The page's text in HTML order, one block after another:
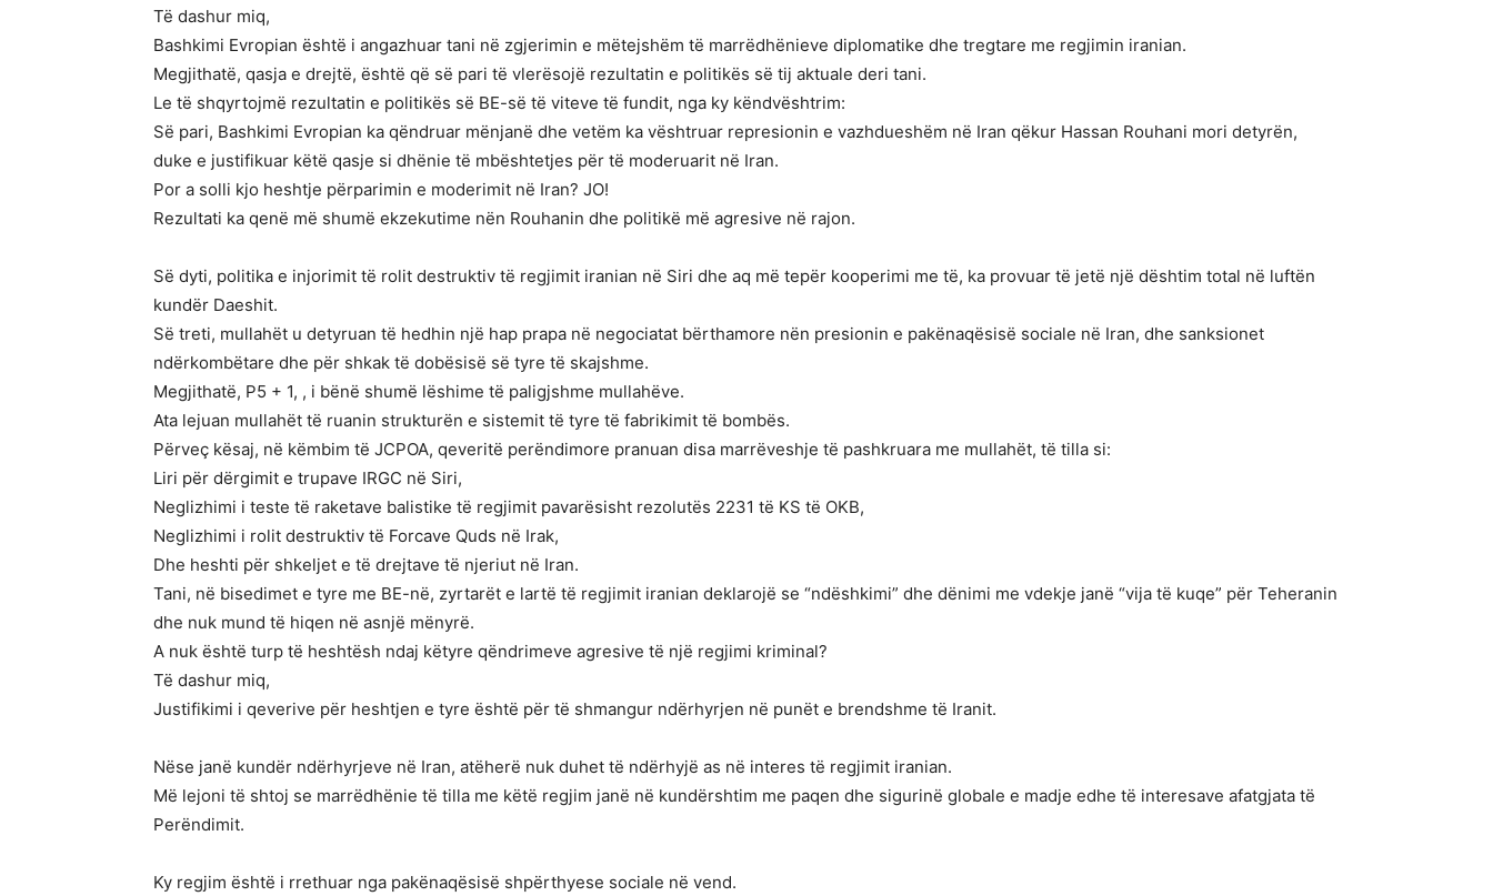
Të dashur miq,
Bashkimi Evropian është i angazhuar tani në zgjerimin e mëtejshëm të marrëdhënieve diplomatike dhe tregtare me regjimin iranian.
Megjithatë, qasja e drejtë, është që së pari të vlerësojë rezultatin e politikës së tij aktuale deri tani.
Le të shqyrtojmë rezultatin e politikës së BE-së të viteve të fundit, nga ky këndvështrim:
Së pari, Bashkimi Evropian ka qëndruar mënjanë dhe vetëm ka vështruar represionin e vazhdueshëm në Iran qëkur Hassan Rouhani mori detyrën,
duke e justifikuar këtë qasje si dhënie të mbështetjes për të moderuarit në Iran.
Por a solli kjo heshtje përparimin e moderimit në Iran? JO!
Rezultati ka qenë më shumë ekzekutime nën Rouhanin dhe politikë më agresive në rajon.
Së dyti, politika e injorimit të rolit destruktiv të regjimit iranian në Siri dhe aq më tepër kooperimi me të, ka provuar të jetë një dështim total në luftën
kundër Daeshit.
Së treti, mullahët u detyruan të hedhin një hap prapa në negociatat bërthamore nën presionin e pakënaqësisë sociale në Iran, dhe sanksionet
ndërkombëtare dhe për shkak të dobësisë së tyre të skajshme.
Megjithatë, P5 + 1, , i bënë shumë lëshime të paligjshme mullahëve.
Ata lejuan mullahët të ruanin strukturën e sistemit të tyre të fabrikimit të bombës.
Përveç kësaj, në këmbim të JCPOA, qeveritë perëndimore pranuan disa marrëveshje të pashkruara me mullahët, të tilla si:
Liri për dërgimit e trupave IRGC në Siri,
Neglizhimi i teste të raketave balistike të regjimit pavarësisht rezolutës 2231 të KS të OKB,
Neglizhimi i rolit destruktiv të Forcave Quds në Irak,
Dhe heshti për shkeljet e të drejtave të njeriut në Iran.
Tani, në bisedimet e tyre me BE-në, zyrtarët e lartë të regjimit iranian deklarojë se “ndëshkimi” dhe dënimi me vdekje janë “vija të kuqe” për Teheranin
dhe nuk mund të hiqen në asnjë mënyrë.
A nuk është turp të heshtësh ndaj këtyre qëndrimeve agresive të një regjimi kriminal?
Të dashur miq,
Justifikimi i qeverive për heshtjen e tyre është për të shmangur ndërhyrjen në punët e brendshme të Iranit.
Nëse janë kundër ndërhyrjeve në Iran, atëherë nuk duhet të ndërhyjë as në interes të regjimit iranian.
Më lejoni të shtoj se marrëdhënie të tilla me këtë regjim janë në kundërshtim me paqen dhe sigurinë globale e madje edhe të interesave afatgjata të
Perëndimit.
Ky regjim është i rrethuar nga pakënaqësisë shpërthyese sociale në vend.